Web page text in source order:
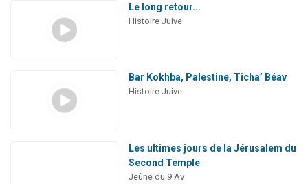
Le long retour...
Histoire Juive
Bar Kokhba, Palestine, Ticha’ Béav
Histoire Juive
Les ultimes jours de la Jérusalem du
Second Temple
Jeûne du 9 Av